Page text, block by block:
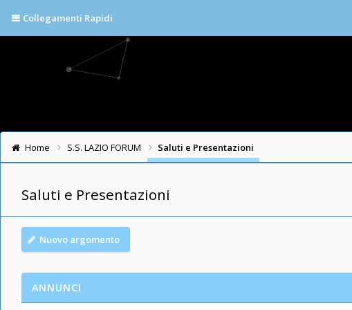
Collegamenti Rapidi
Home S.S. LAZIO FORUM Saluti e Presentazioni
Saluti e Presentazioni
Nuovo argomento
ANNUNCI